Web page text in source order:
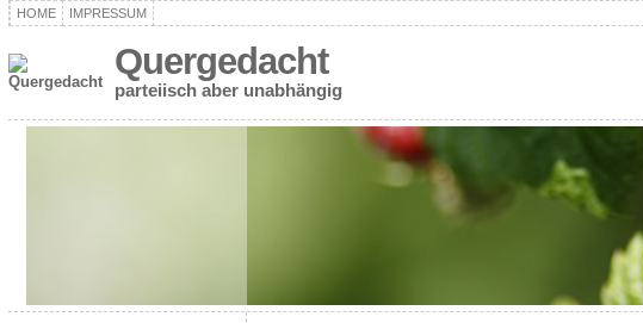
HOME IMPRESSUM
Quergedacht
parteiisch aber unabhängig